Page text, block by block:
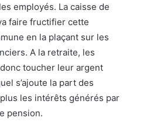
employés. La caisse de
faire fructifier cette
en la plaçant sur les
A la retraite, les
toucher leur argent
s’ajoute la part des
les intérêts générés par
pension.